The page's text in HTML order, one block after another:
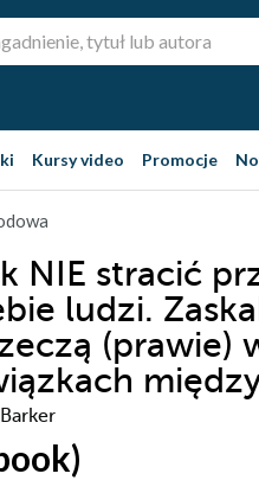
Kursy video Promocje
NIE stracić
ludzi.
(prawie)